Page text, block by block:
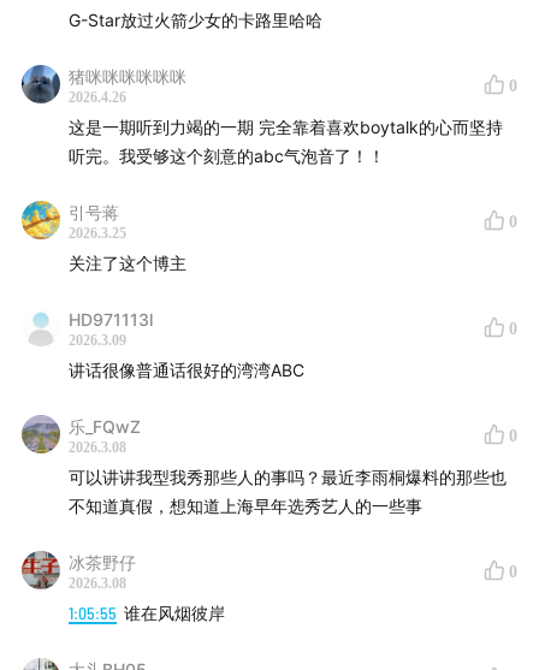
G-Star放过火箭少女的卡路里哈哈
猪咪咪咪咪咪咪
2026.4.26
0
这是一期听到力竭的一期 完全靠着喜欢boytalk的心而坚持
听完。我受够这个刻意的abc气泡音了！！
引号蒋
2026.3.25
0
关注了这个博主
HD971113l
2026.3.09
0
讲话很像普通话很好的湾湾ABC
乐_FQwZ
2026.3.08
0
可以讲讲我型我秀那些人的事吗？最近李雨桐爆料的那些也
不知道真假，想知道上海早年选秀艺人的一些事
冰茶野仔
2026.3.08
0
1:05:55 谁在风烟彼岸